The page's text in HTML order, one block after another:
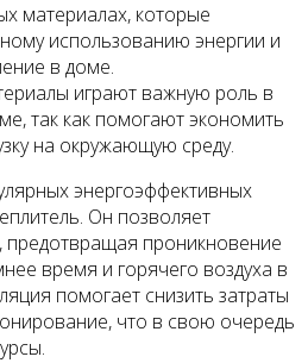
материалах, которые
использованию энергии и
в доме.
играют важную роль в
так как помогают экономить
на окружающую среду.
энергоэффективных
Он позволяет
предотвращая проникновение
время и горячего воздуха в
помогает снизить затраты
что в свою очередь